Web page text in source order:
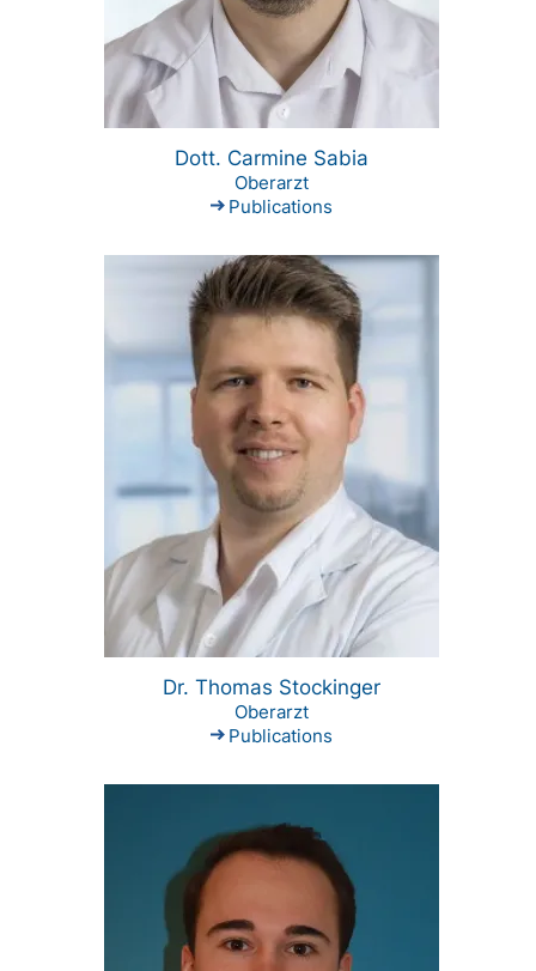
Dott. Carmine Sabia
Oberarzt
Publications
Dr. Thomas Stockinger
Oberarzt
Publications